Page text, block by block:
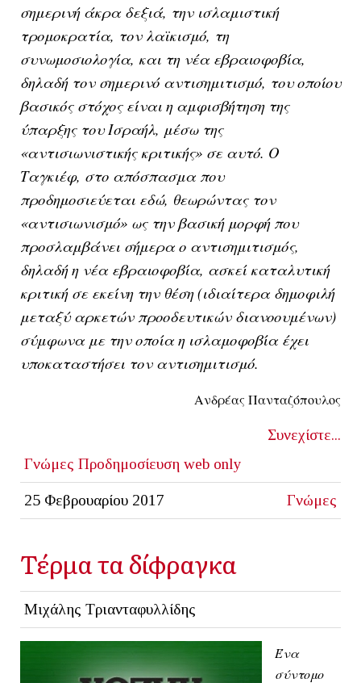
σημερινή άκρα δεξιά, την ισλαμιστική
τρομοκρατία, τον λαϊκισμό, τη
συνωμοσιολογία, και τη νέα εβραιοφοβία,
δηλαδή τον σημερινό αντισημιτισμό, του οποίου
βασικός στόχος είναι η αμφισβήτηση της
ύπαρξης του Ισραήλ, μέσω της
«αντισιωνιστικής κριτικής» σε αυτό. Ο
Ταγκιέφ, στο απόσπασμα που
προδημοσιεύεται εδώ, θεωρώντας τον
«αντισιωνισμό» ως την βασική μορφή που
προσλαμβάνει σήμερα ο αντισημιτισμός,
δηλαδή η νέα εβραιοφοβία, ασκεί καταλυτική
κριτική σε εκείνη την θέση (ιδιαίτερα δημοφιλή
μεταξύ αρκετών προοδευτικών διανοουμένων)
σύμφωνα με την οποία η ισλαμοφοβία έχει
υποκαταστήσει τον αντισημιτισμό.
Ανδρέας Πανταζόπουλος
Συνεχίστε...
Γνώμες Προδημοσίευση web only
25 Φεβρουαρίου 2017 Γνώμες
Τέρμα τα δίφραγκα
Μιχάλης Τριανταφυλλίδης
Ένα
σύντομο